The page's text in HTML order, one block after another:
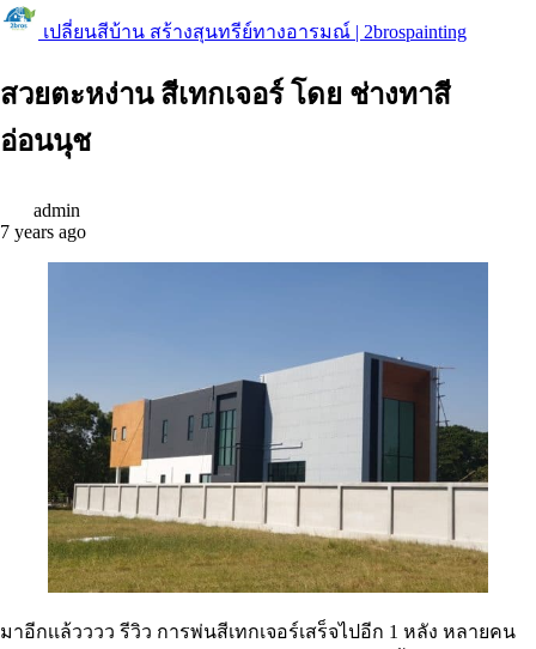
เปลี่ยนสีบ้าน สร้างสุนทรีย์ทางอารมณ์ | 2brospainting
สวยตะหง่าน สีเทกเจอร์ โดย ช่างทาสี
อ่อนนุช
admin
7 years ago
มาอีกเเล้วววว รีวิว การพ่นสีเทกเจอร์เสร็จไปอีก 1 หลัง หลายคน